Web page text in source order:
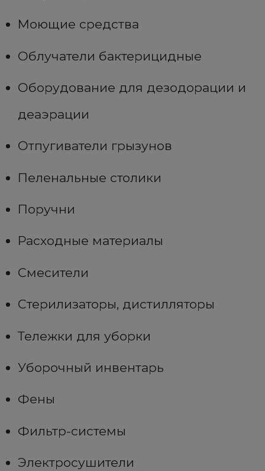
Моющие средства
Облучатели бактерицидные
Оборудование для дезодорации и
деаэрации
Отпугиватели грызунов
Пеленальные столики
Поручни
Расходные материалы
Смесители
Стерилизаторы, дистилляторы
Тележки для уборки
Уборочный инвентарь
Фены
Фильтр-системы
Электросушители